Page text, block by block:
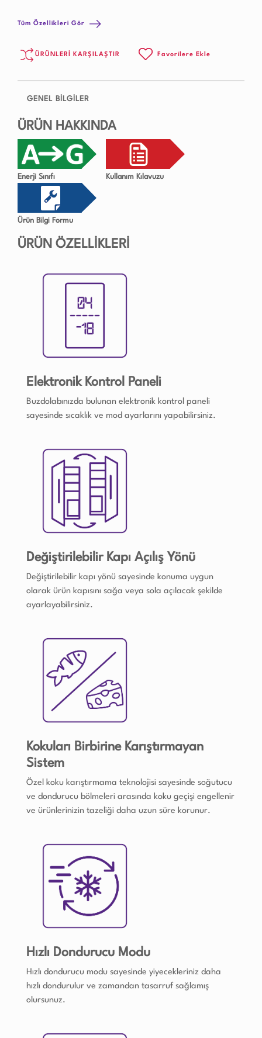
Tüm Özellikleri Gör
ÜRÜNLERİ KARŞILAŞTIR Favorilere Ekle
GENEL BİLGİLER
ÜRÜN HAKKINDA
Enerji Sınıfı Kullanım Kılavuzu
Ürün Bilgi Formu
ÜRÜN ÖZELLİKLERİ
Elektronik Kontrol Paneli
Buzdolabınızda bulunan elektronik kontrol paneli
sayesinde sıcaklık ve mod ayarlarını yapabilirsiniz.
Değiştirilebilir Kapı Açılış Yönü
Değiştirilebilir kapı yönü sayesinde konuma uygun
olarak ürün kapısını sağa veya sola açılacak şekilde
ayarlayabilirsiniz.
Kokuları Birbirine Karıştırmayan
Sistem
Özel koku karıştırmama teknolojisi sayesinde soğutucu
ve dondurucu bölmeleri arasında koku geçişi engellenir
ve ürünlerinizin tazeliği daha uzun süre korunur.
Hızlı Dondurucu Modu
Hızlı dondurucu modu sayesinde yiyecekleriniz daha
hızlı dondurulur ve zamandan tasarruf sağlamış
olursunuz.